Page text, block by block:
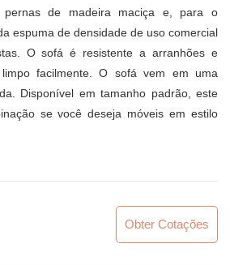
pernas de madeira maciça e, para o
espuma de densidade de uso comercial
O sofá é resistente a arranhões e
facilmente. O sofá vem em uma
Disponível em tamanho padrão, este
se você deseja móveis em estilo
Obter Cotações